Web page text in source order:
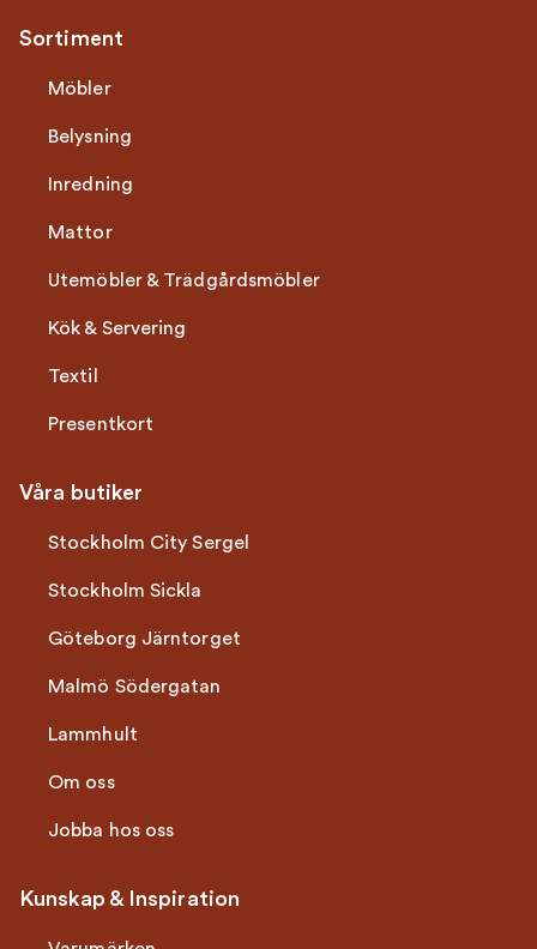
Sortiment
Möbler
Belysning
Inredning
Mattor
Utemöbler & Trädgårdsmöbler
Kök & Servering
Textil
Presentkort
Våra butiker
Stockholm City Sergel
Stockholm Sickla
Göteborg Järntorget
Malmö Södergatan
Lammhult
Om oss
Jobba hos oss
Kunskap & Inspiration